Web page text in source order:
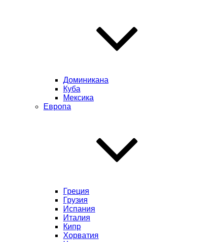
Доминикана
Куба
Мексика
Европа
Греция
Грузия
Испания
Италия
Кипр
Хорватия